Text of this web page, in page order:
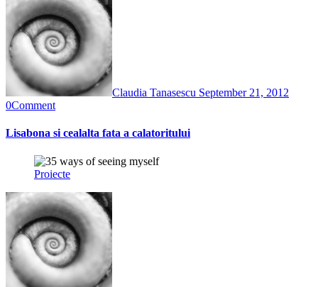
Claudia Tanasescu September 21, 2012
0Comment
Lisabona si cealalta fata a calatoritului
Proiecte